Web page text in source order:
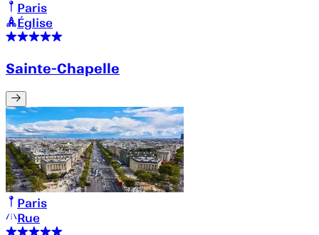
Paris
Église
Sainte-Chapelle
Paris
Rue